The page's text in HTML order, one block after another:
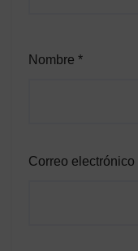
Nombre *
Correo electrónico